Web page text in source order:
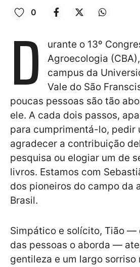
0
D
urante o 13º
Agroecologia
campus da
Vale do São
poucas pessoas são tão
ele. A cada dois passos,
para cumprimentá-lo, pedir
agradecer a contribuição
pesquisa ou elogiar um de
livros. Estamos com
dos pioneiros do campo da
Brasil.
Simpático e solícito, Tião —
das pessoas o aborda —
gentileza e um largo sorriso